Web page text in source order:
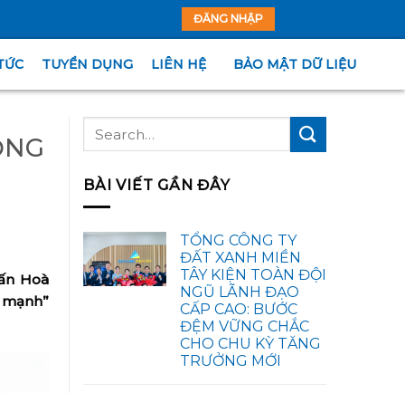
ĐĂNG NHẬP
TUYỂN DỤNG LIÊN HỆ BẢO MẬT DỮ LIỆU
Hoà
BÀI VIẾT GẦN ĐÂY
TỔNG CÔNG TY
ĐẤT XANH MIỀN
TÂY KIỆN TOÀN ĐỘI
NGŨ LÃNH ĐẠO
CẤP CAO: BƯỚC
ĐỆM VỮNG CHẮC
CHO CHU KỲ TĂNG
TRƯỞNG MỚI